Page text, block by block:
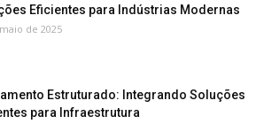
Eficientes para Indústrias Modernas
de 2025
Estruturado: Integrando Soluções
para Infraestrutura